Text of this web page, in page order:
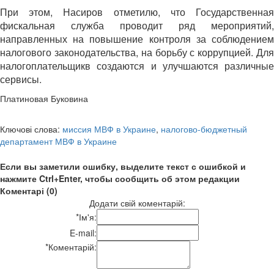
При этом, Насиров отметилю, что Государственная
фискальная служба проводит ряд мероприятий,
направленных на повышение контроля за соблюдением
налогового законодательства, на борьбу с коррупцией. Для
налогоплательщикв создаются и улучшаются различные
сервисы.
Платиновая Буковина
Ключові слова: миссия МВФ в Украине, налогово-бюджетный
департамент МВФ в Украине
Если вы заметили ошибку, выделите текст с ошибкой и
нажмите Ctrl+Enter, чтобы сообщить об этом редакции
Коментарі (0)
Додати свій коментарій:
*Ім'я:
E-mail:
*Коментарій: